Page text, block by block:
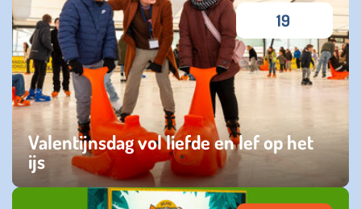
Valentijnsdag vol liefde en lef op het
ijs
woensdag 18 februari 2026
19